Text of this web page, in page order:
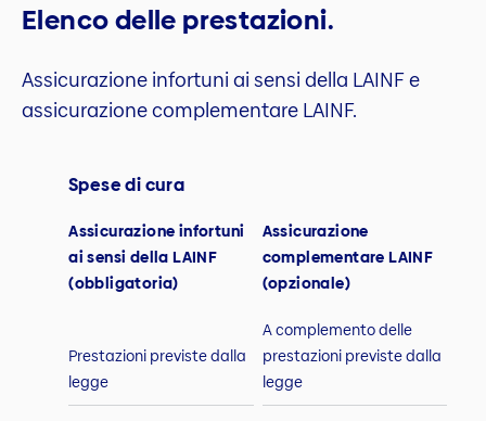
Elenco delle prestazioni.
Assicurazione infortuni ai sensi della LAINF e
assicurazione complementare LAINF.
Spese di cura
Assicurazione infortuni
ai sensi della LAINF
(obbligatoria)
Assicurazione
complementare LAINF
(opzionale)
Prestazioni previste dalla
legge
A complemento delle
prestazioni previste dalla
legge